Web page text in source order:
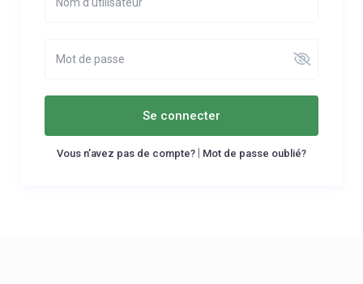
Se connecter
Vous n’avez pas de compte? Mot de passe oublié?